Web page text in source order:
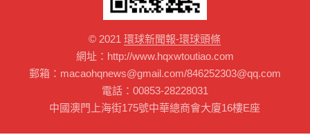
© 2021環球新聞報-環球頭條
網址：http://www.hqxwtoutiao.com
郵箱：macaohqnews@gmail.com/846252303@qq.com
電話：00853-28228031
中國澳門上海街175號中華總商會大廈16樓E座